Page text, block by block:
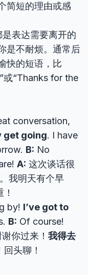
简短的理由或感
表达需要离开的
是不耐烦。通常后
快的短语，比
或“Thanks for the
conversation,
get going. I have
B: No
A: 这次谈话很
。我明天有个早
by! I’ve got to
B: Of course!
你过来！ 我得去
回头聊！